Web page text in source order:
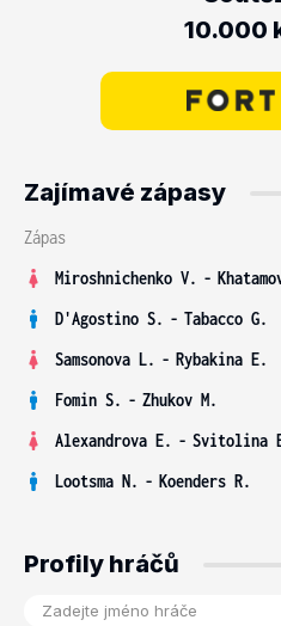
10.000
Zajímavé zápasy
Zápas
Miroshnichenko V. -
D'Agostino S. - Tabacco G.
Samsonova L. - Rybakina E.
Fomin S. - Zhukov M.
Alexandrova E. - Svitolina
Lootsma N. - Koenders R.
Profily hráčů